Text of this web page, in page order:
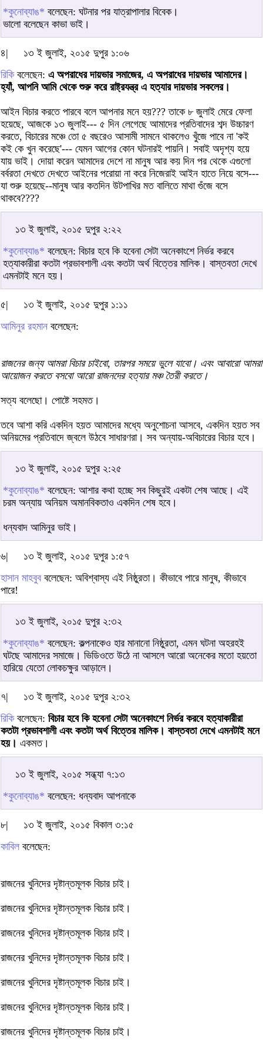
*কুনোব্যাঙ* বলেছেন: ঘটনার পর যাত্রাপালার বিবেক।
ভালো বলেছেন কাভা ভাই।
৪|
১৩ ই জুলাই, ২০১৫ দুপুর ১:০৬
রিকিবলেছেন: এ অপরাধের দায়ভার সমাজের, এ অপরাধের দায়ভার আমাদের।
হ্যাঁ, আপনি আমি থেকে শুরু করে রাষ্ট্রযন্ত্র এ হত্যার দায়ভার সকলের।
আইন বিচার করতে পারবে বলে আপনার মনে হয়??? তাকে ৮ জুলাই মেরে ফেলা
হয়েছে, আজকে ১৩ জুলাই--- ৫ দিন লেগেছে আমাদের প্রতিবাদের শব্দ উচ্চারণ
করতে, বিচারের মঞ্চে তো ৫ বছরেও আসামী সামনে থাকলেও খুঁজে পাবে না 'কই
কই কে খুন করেছে'--- যেমন আগের কোন ঘটনারই পায়নি। সবাই অদৃশ্য হয়ে
যায় ভাই। দোয়া করেন আমাদের দেশে না মানুষ আর কয় দিন পর থেকে এগুলো
বর্বরতা দেখতে দেখতে আইনের পরোয়া না করে নিজেরাই আইন হাতে নিয়ে বসে---
যা শুরু হয়েছে--মানুষ আর কতদিন উটপাখির মত বালিতে মাথা গুঁজে বসে
থাকবে????
১৩ ই জুলাই, ২০১৫ দুপুর ২:২২
*কুনোব্যাঙ* বলেছেন: বিচার হবে কি হবেনা সেটা অনেকাংশে নির্ভর করবে
হত্যাকারীরা কতটা প্রভাবশালী এবং কতটা অর্থ বিত্তের মালিক। বাস্তবতা দেখে
এমনটাই মনে হয়।
৫|
১৩ ই জুলাই, ২০১৫ দুপুর ১:১১
আমিনুর রহমান বলেছেন:
রাজনের জন্য আমরা বিচার চাইবো, তারপর সময়ে ভুলে যাবো। এবং আবারো আমরা
আয়োজন করতে বসবো আরো রাজনদের হত্যার মঞ্চ তৈরী করতে।
সত্য বলেছো। পোষ্টে সহমত।
তবে আশা করি একদিন হয়ত আমাদের মধ্যে অনুশোচনা আসবে, একদিন হয়ত সব
অনিয়মের প্রতিবাদে জ্বলে উঠবে সাধারণরা। সব অন্যায়-অবিচারের বিচার হবে।
১৩ ই জুলাই, ২০১৫ দুপুর ২:২৫
*কুনোব্যাঙ* বলেছেন: আশার কথা হচ্ছে সব কিছুরই একটা শেষ আছে। এই
চরম অন্যায় অনিয়ম অমানবিকতাও একদিন শেষ হবে।
ধন্যবাদ আমিনুর ভাই।
৬|
১৩ ই জুলাই, ২০১৫ দুপুর ১:৫৭
হাসান মাহবুব বলেছেন: অবিশ্বাস্য এই নিষ্ঠুরতা। কীভাবে পারে মানুষ, কীভাবে
পারে!
১৩ ই জুলাই, ২০১৫ দুপুর ২:৩২
*কুনোব্যাঙ* বলেছেন: কল্পনাকেও হার মানানো নিষ্ঠুরতা, এমন ঘটনা অহরহই
ঘটছে আমাদের সমাজে। ভিডিওতে উঠে না আসলে আরো অনেকের মতো হয়তো
হারিয়ে যেতো লোকচক্ষুর আড়ালে।
৭|
১৩ ই জুলাই, ২০১৫ দুপুর ২:৩২
রিকিবলেছেন: বিচার হবে কি হবেনা সেটা অনেকাংশে নির্ভর করবে হত্যাকারীরা
কতটা প্রভাবশালী এবং কতটা অর্থ বিত্তের মালিক। বাস্তবতা দেখে এমনটাই মনে
হয়। একমত।
১৩ ই জুলাই, ২০১৫ সন্ধ্যা ৭:১৩
*কুনোব্যাঙ* বলেছেন: ধন্যবাদ আপনাকে
৮|
১৩ ই জুলাই, ২০১৫ বিকাল ৩:১৫
কাবিল বলেছেন:
রাজনের খুনিদের দৃষ্টান্তমূলক বিচার চাই।
রাজনের খুনিদের দৃষ্টান্তমূলক বিচার চাই।
রাজনের খুনিদের দৃষ্টান্তমূলক বিচার চাই।
রাজনের খুনিদের দৃষ্টান্তমূলক বিচার চাই।
রাজনের খুনিদের দৃষ্টান্তমূলক বিচার চাই।
রাজনের খুনিদের দৃষ্টান্তমূলক বিচার চাই।
রাজনের খুনিদের দৃষ্টান্তমূলক বিচার চাই।